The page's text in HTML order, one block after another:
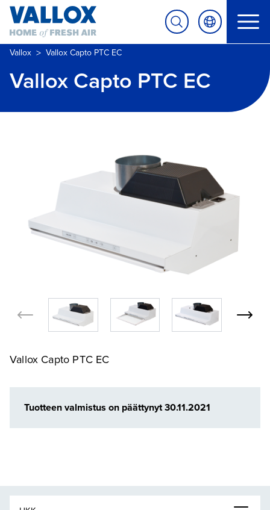
Vallox > Vallox Capto PTC EC
Vallox Capto PTC EC
Vallox Capto PTC EC
Tuotteen valmistus on päättynyt 30.11.2021